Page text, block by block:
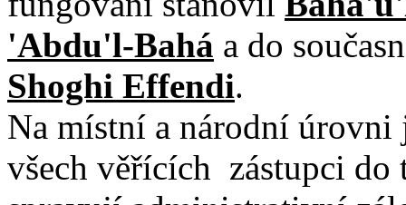
'Abdu'l-Bahá a do
Shoghi Effendi.
Na místní a národní úrovni
všech věřících zástupci do